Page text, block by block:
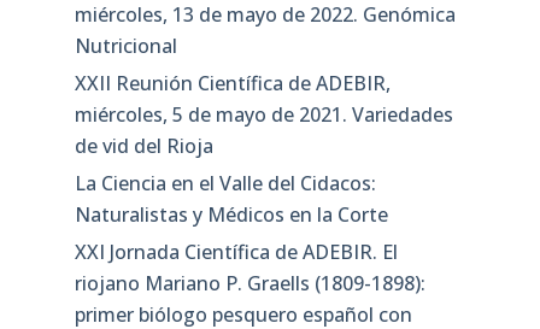
miércoles, 13 de mayo de 2022. Genómica
Nutricional
XXII Reunión Científica de ADEBIR,
miércoles, 5 de mayo de 2021. Variedades
de vid del Rioja
La Ciencia en el Valle del Cidacos:
Naturalistas y Médicos en la Corte
XXI Jornada Científica de ADEBIR. El
riojano Mariano P. Graells (1809-1898):
primer biólogo pesquero español con